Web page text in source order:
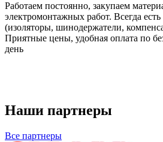
Работаем постоянно, закупаем
электромонтажных работ. Всегда
(изоляторы, шинодержатели,
Приятные цены, удобная оплата по
день
Наши партнеры
Все партнеры